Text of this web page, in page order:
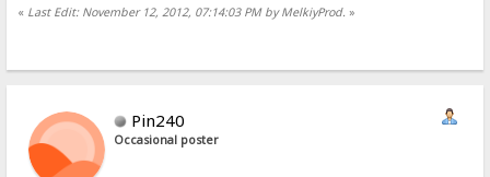
« Last Edit: November 12, 2012, 07:14:03 PM by MelkiyProd. »
Pin240
Occasional poster